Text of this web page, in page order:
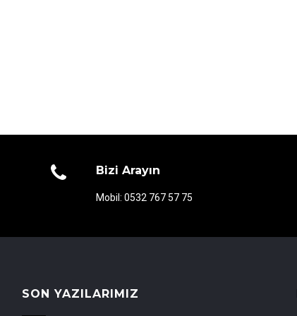
Bizi Arayın
Mobil: 0532 767 57 75
SON YAZILARIMIZ